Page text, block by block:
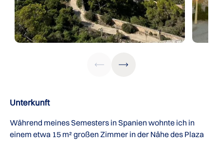
Unterkunft
Während meines Semesters in Spanien wohnte ich in
einem etwa 15 m² großen Zimmer in der Nähe des Plaza